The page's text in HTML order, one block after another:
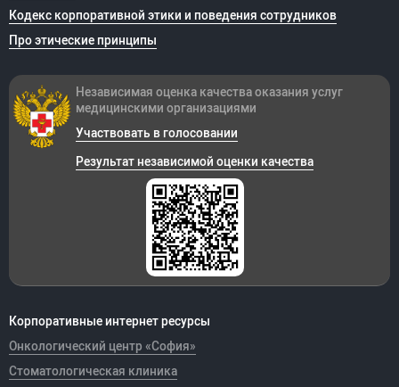
Кодекс корпоративной этики и поведения сотрудников
Про этические принципы
Корпоративные интернет ресурсы
Онкологический центр «София»
Стоматологическая клиника
Независимая оценка качества оказания услуг
медицинскими организациями
Участвовать в голосовании
Результат независимой оценки качества